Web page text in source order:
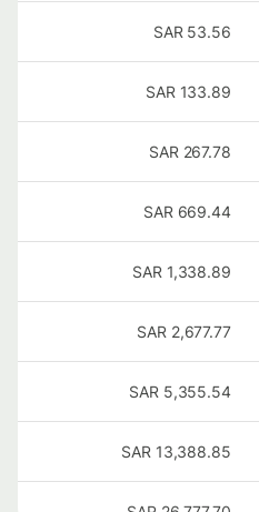
53.56
SAR
133.89
SAR
267.78
SAR
669.44
SAR
1,338.89
SAR
2,677.77
SAR
5,355.54
SAR
13,388.85
SAR